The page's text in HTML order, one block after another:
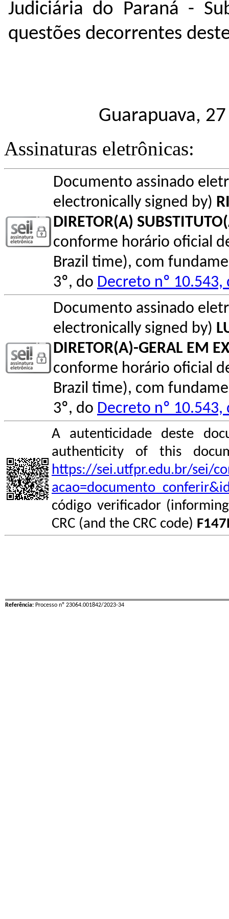
Judiciária do Paraná -
questões decorrentes
Guarapuava,
Assinaturas eletrônicas:
Documento assinado
electronically signed by)
DIRETOR(A)
conforme horário oficial
Brazil time), com
3º, do Decreto nº
Documento assinado
electronically signed by)
DIRETOR(A)-GERAL EM
conforme horário oficial
Brazil time), com
3º, do Decreto nº
A autenticidade deste
authenticity of this
https://sei.utfpr.edu.br/sei/
código verificador
CRC (and the CRC code)
Referência: Processo nº 23064.001842/2023-34